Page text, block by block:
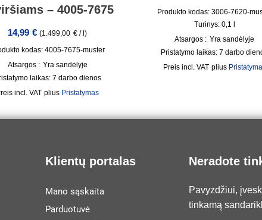
– 4005-7675
14,99 € (1.499,00 € /l)
kodas: 4005-7675-muster
Atsargos : Yra sandėlyje
laikas: 7 darbo dienos
incl. VAT plius Pristatymas
Produkto kodas: 3006-7620-
Turinys: 0,1
Atsargos : Yra sandėlyje
Pristatymo laikas:7 darbo
incl. VAT plius
Klientų portalas
Mano sąskaita
Parduotuvė
Neradote
Pavyzdžiui,
tinkamą